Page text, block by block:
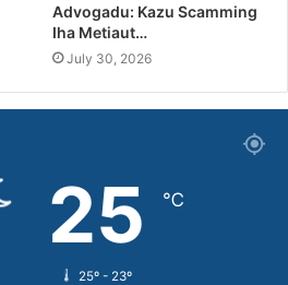
Advogadu: Kazu Scamming
Iha Metiaut…
July 30, 2026
25 ℃
25º - 23º